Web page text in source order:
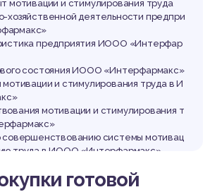
мотивации и стимулирования труда
хозяйственной деятельности предпри
предприятия ИООО «Интерфар
состояния ИООО «Интерфармакс»
и стимулирования труда в И
мотивации и стимулирования т
совершенствованию системы мотивац
труда в ИООО «Интерфармакс»
труда в ИООО «Интерфармакс»
готовой